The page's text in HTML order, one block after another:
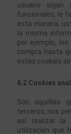
usuario sigan
funcionales, le
esta manera,
la misma
por ejemplo,
compra hasta
estas cookies
6.2 Cookies
Son aquéllas
terceros, nos
así realizar la
utilización que